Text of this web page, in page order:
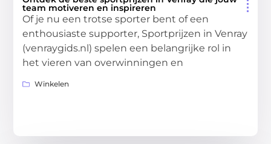
team motiveren en inspireren
Of je nu een trotse sporter bent of een
enthousiaste supporter, Sportprijzen in Venray
(venraygids.nl) spelen een belangrijke rol in
het vieren van overwinningen en
Winkelen